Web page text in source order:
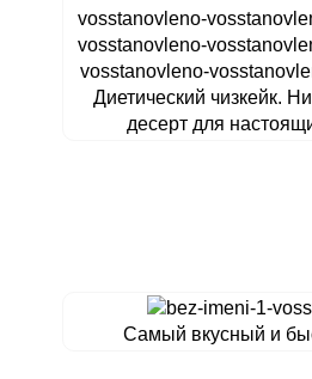
Диетический чизкейк.
десерт для
Самый вкусный и